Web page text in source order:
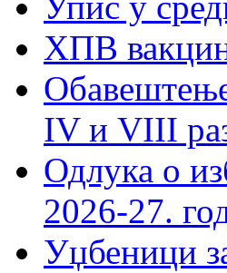
ХПВ
IV и VIII
Одлука о
2026-27.
Уџбеници